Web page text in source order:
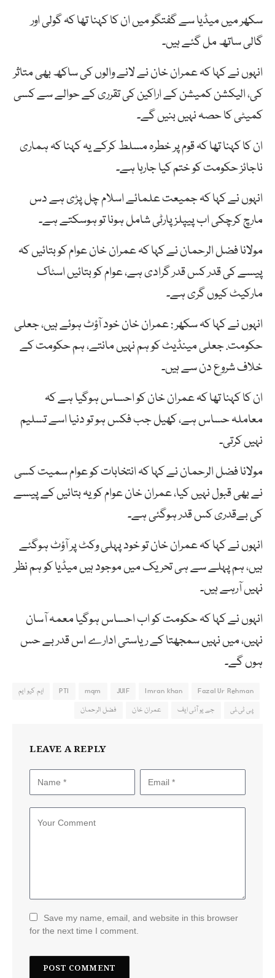
سکھر میں میڈیا سے گفتگو میں ان کا کہنا تھا کہ گولی اور
گالی ساتھ مل گئے ہیں۔
انہوں نے کہا کہ عمران خان نے لانے والوں کی ساکھ بھی متاثر
کی، الیکشن کمیشن کے اراکین کی تقرری کے حوالے سے کسی
کمیٹی کا حصہ نہیں بنیں گے۔
ان کا کہنا تھا کہ قوم پر خطرہ مسلط کرکے یہ کہنا کہ ہماری
ناجائز حکومت کو ختم کیا جارہا ہے۔
انہوں نے کہا کہ جمیعت علمائے اسلام چل پڑی ہے دس
مارچ کرچکی اب پیپلزپارٹی شامل ہونا تو ہوسکتے ہے۔
مولانا فضل الرحمان نے کہا کہ عمران خان عوام کو بتائیں کہ
پیسے کی قدر کس قدر گرادی ہے، عوام کو بتائیں اسٹاک
مارکیٹ کیوں گری ہے۔
انہوں نے کہا کہ سکھر : عمران خان خود آؤٹ ہوئے ہیں، جعلی
حکومت. جعلی مینڈیٹ کو ہم نہیں مانتے، ہم حکومت کے
خلاف شروع دن سے ہیں۔
ان کا کہنا تھا کہ عمران خان کو احساس ہوگیا ہے کہ
معاملہ حساس ہے، کھیل جب فکس ہو تو دنیا اسے تسلیم
نہیں کرتی۔
مولانا فضل الرحمان نے کہا کہ انتخابات کو عوام سمیت کسی
نے بھی قبول نہیں کیا، عمران خان عوام کو یہ بتائیں کے پیسے
کی بےقدری کس قدر ہوگئی ہے۔
انہوں نے کہا کہ عمران خان تو خود پہلی وکٹ پر آؤٹ ہوگئے
ہیں، ہم پہلے سے ہی تحریک میں موجود ہیں میڈیا کو ہم نظر
نہیں آرہے ہیں۔
انہوں نے کہا کہ حکومت کو اب احساس ہوگیا معمہ آسان
نہیں، میں نہیں سمجھتا کے ریاستی ادارے اس قدر بے حس
ہوں گے۔
Fazal Ur Rehman
Imran khan
JUIF
mqm
PTI
ایم کیو ایم
پی ٹی ٓئی
جے یو آئی ایف عمران خان فضل الرحمان
LEAVE A REPLY
Save my name, email, and website in this browser
for the next time I comment.